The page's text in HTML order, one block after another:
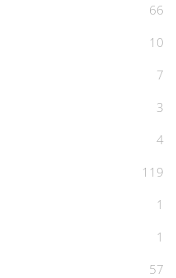
66
10
7
3
4
119
1
1
57